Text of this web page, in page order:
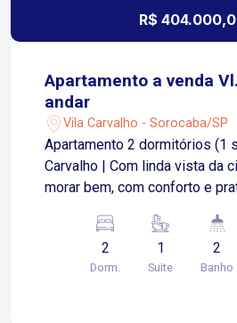
R$
Apartamento a venda
andar
Vila Carvalho - Sorocaba/SP
Apartamento 2 dormitórios (1
Carvalho | Com linda vista da cidade Se
morar bem, com conforto e
pra você. São 53,63 m² muito bem distribuídos,
com uma planta inteligente
cozinha e uma varanda
2
Dorm.
1
Suite
2
Banho